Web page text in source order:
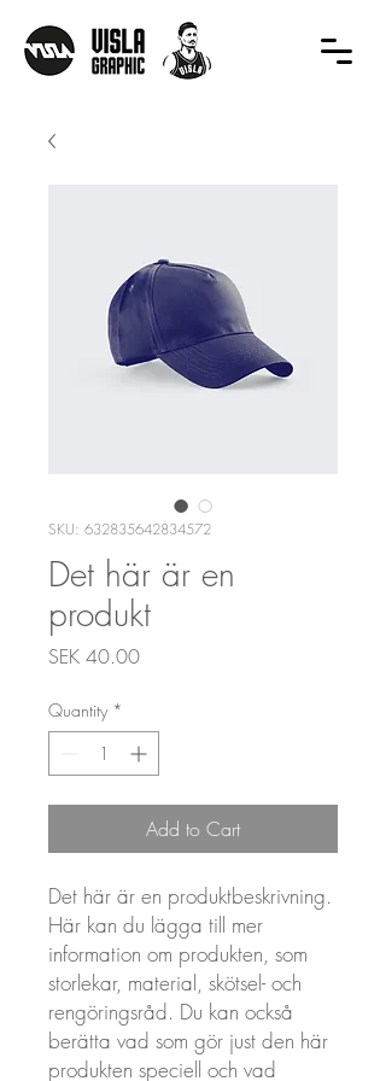
SKU: 632835642834572
Det här är en
produkt
SEK 40.00Price
Quantity *
Add to Cart
Det här är en produktbeskrivning.
Här kan du lägga till mer
information om produkten, som
storlekar, material, skötsel- och
rengöringsråd. Du kan också
berätta vad som gör just den här
produkten speciell och vad